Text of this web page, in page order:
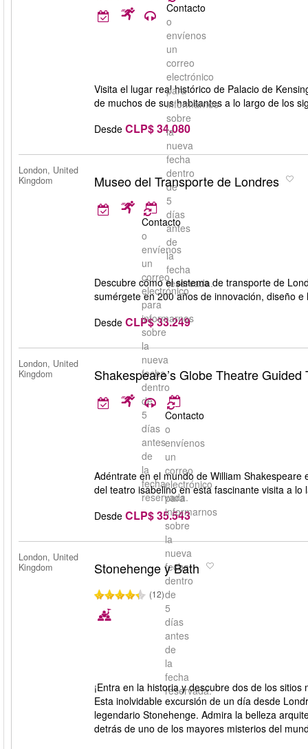
Contacto
o
envíenos
un
correo
electrónico
para
informarnos
sobre
la
nueva
fecha
dentro
de
5
días
antes
de
la
fecha
reservada.
Visita el lugar real histórico de Palacio de
de muchos de sus habitantes a lo largo de los
Desde CLP$ 34.080
London, United
Kingdom
Museo del Transporte de Londres
Contacto
o
envíenos
un
correo
electrónico
para
informarnos
sobre
la
nueva
fecha
dentro
de
5
días
antes
de
la
fecha
reservada.
Descubre cómo el sistema de transporte de
sumérgete en 200 años de innovación, diseño
Desde CLP$ 33.249
London, United
Kingdom
Shakespeare’s Globe Theatre Guided
Contacto
o
envíenos
un
correo
electrónico
para
informarnos
sobre
la
nueva
fecha
dentro
de
5
días
antes
de
la
fecha
reservada.
Adéntrate en el mundo de William
del teatro isabelino en esta fascinante visita a lo
Desde CLP$ 35.543
London, United
Kingdom
Stonehenge y Bath
(12)
¡Entra en la historia y descubre dos de los
Esta inolvidable excursión de un día desde
legendario Stonehenge. Admira la belleza
detrás de uno de los mayores misterios del